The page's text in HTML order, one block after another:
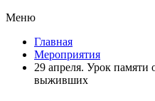
Меню
Главная
Мероприятия
29 апреля. Урок
выживших